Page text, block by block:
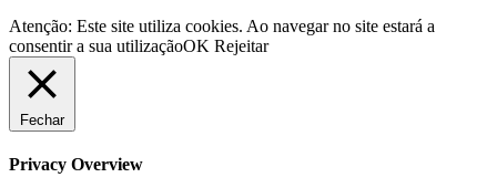
Atenção: Este site utiliza cookies. Ao navegar no site estará a
consentir a sua utilizaçãoOK Rejeitar
Fechar
Privacy Overview